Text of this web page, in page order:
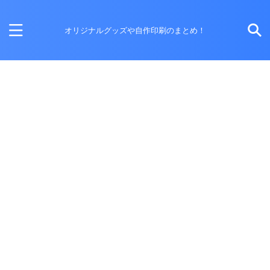
オリジナルグッズや自作印刷のまとめ！